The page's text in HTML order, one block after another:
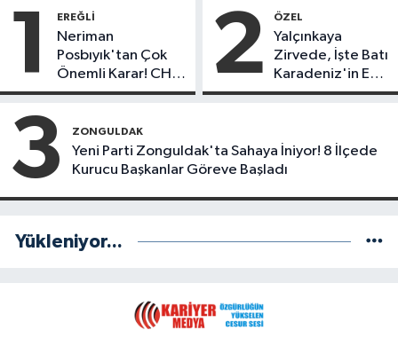
1 EREĞLI
Neriman
Posbıyık'tan Çok
Önemli Karar! CHP
mi Yeni Parti mi?
2 ÖZEL
Yalçınkaya
Zirvede, İşte Batı
Karadeniz'in En
Başarılı Belediye
3 ZONGULDAK
Yeni Parti Zonguldak'ta Sahaya İniyor! 8 İlçede
Kurucu Başkanlar Göreve Başladı
Yükleniyor...